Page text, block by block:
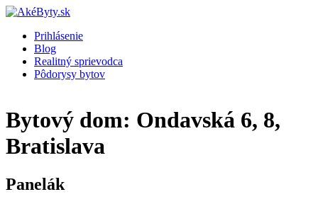
Prihlásenie
Blog
Realitný sprievodca
Pôdorysy bytov
Bytový dom: Ondavská 6, 8,
Bratislava
Panelák